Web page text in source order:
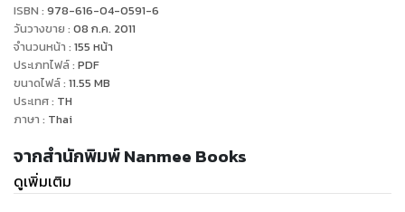
ISBN : 978-616-04-0591-6
วันวางขาย : 08 ก.ค. 2011
จำนวนหน้า : 155 หน้า
ประเภทไฟล์: PDF
ขนาดไฟล์: 11.55 MB
ประเทศ: TH
ภาษา : Thai
จากสำนักพิมพ์ Nanmee Books
ดูเพิ่มเติม